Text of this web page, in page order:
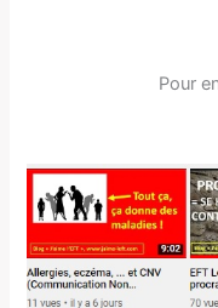
Pour